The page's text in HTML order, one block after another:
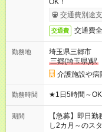
OK！
交通費別途
交通費 交通費
勤務地
埼玉県三郷市
三郷(埼玉県)駅
介護施設や
勤務時間 ★1日5時間～OK
期間
【急募】即日
し2カ月～のス